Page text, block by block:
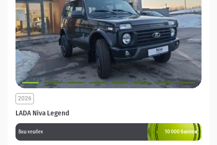
LADA Niva Legend
2026
Ваш кешбек 10 000 баллов